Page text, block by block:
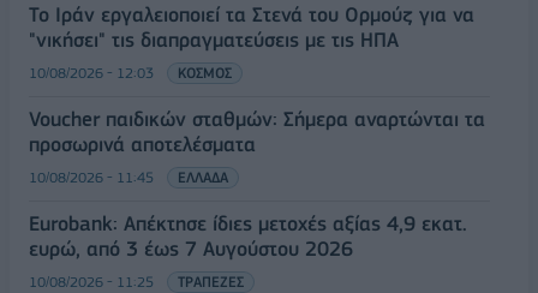
Το Ιράν εργαλειοποιεί τα Στενά του Ορμούζ για να
"νικήσει" τις διαπραγματεύσεις με τις ΗΠΑ
10/08/2026 - 12:03 ΚΟΣΜΟΣ
Voucher παιδικών σταθμών: Σήμερα αναρτώνται τα
προσωρινά αποτελέσματα
10/08/2026 - 11:45 ΕΛΛΑΔΑ
Eurobank: Απέκτησε ίδιες μετοχές αξίας 4,9 εκατ.
ευρώ, από 3 έως 7 Αυγούστου 2026
10/08/2026 - 11:25 ΤΡΑΠΕΖΕΣ